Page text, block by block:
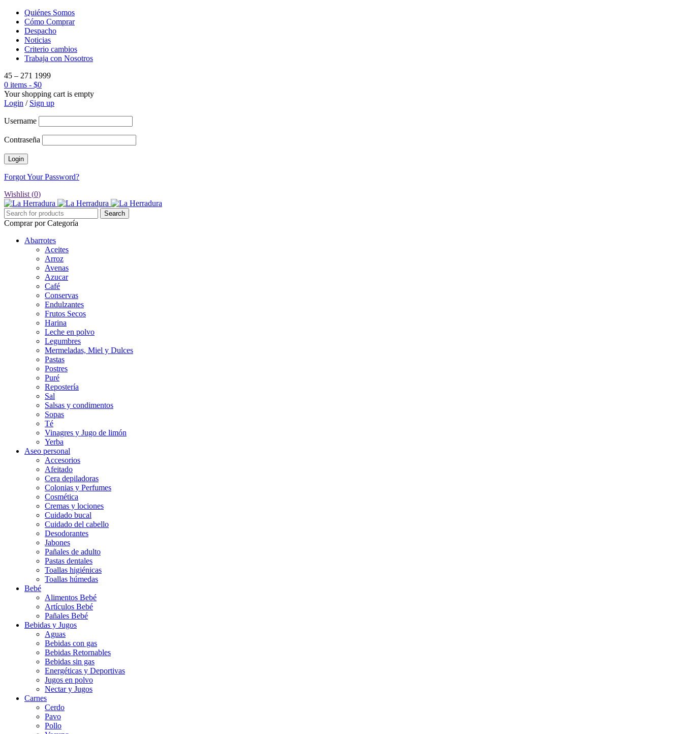
Quiénes Somos
Cómo Comprar
Despacho
Noticias
Criterio cambios
Trabaja con Nosotros
45 – 271 1999
0 items - $0
Your shopping cart is empty
Login / Sign up
Username
Contraseña
Forgot Your Password?
Wishlist (0)
Comprar por Categoría
Abarrotes
Aceites
Arroz
Avenas
Azucar
Café
Conservas
Endulzantes
Frutos Secos
Harina
Leche en polvo
Legumbres
Mermeladas, Miel y Dulces
Pastas
Postres
Puré
Repostería
Sal
Salsas y condimentos
Sopas
Té
Vinagres y Jugo de limón
Yerba
Aseo personal
Accesorios
Afeitado
Cera depiladoras
Colonias y Perfumes
Cosmética
Cremas y lociones
Cuidado bucal
Cuidado del cabello
Desodorantes
Jabones
Pañales de adulto
Pastas dentales
Toallas higiénicas
Toallas húmedas
Bebé
Alimentos Bebé
Artículos Bebé
Pañales Bebé
Bebidas y Jugos
Aguas
Bebidas con gas
Bebidas Retornables
Bebidas sin gas
Energéticas y Deportivas
Jugos en polvo
Nectar y Jugos
Carnes
Cerdo
Pavo
Pollo